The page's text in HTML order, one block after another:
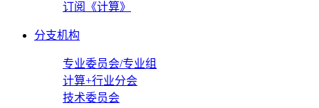
订阅《计算》
分支机构
专业委员会/专业组
计算+行业分会
技术委员会